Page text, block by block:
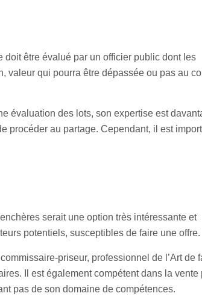
doit être évalué par un officier public dont les
valeur qui pourra être dépassée ou pas au
évaluation des lots, son expertise est
procéder au partage. Cependant, il est
serait une option très intéressante et
potentiels, susceptibles de faire une offre.
priseur, professionnel de l’Art de
Il est également compétent dans la vente
pas de son domaine de compétences.